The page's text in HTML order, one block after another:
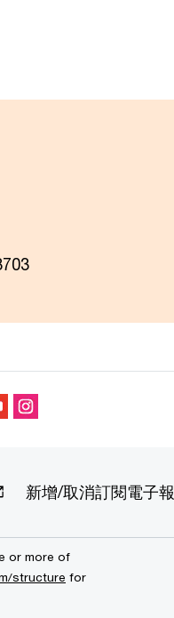
新增/取消訂閱電子報
or more of
structure for